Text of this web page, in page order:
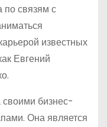
связям с
известных
Евгений
своими бизнес-
Она является